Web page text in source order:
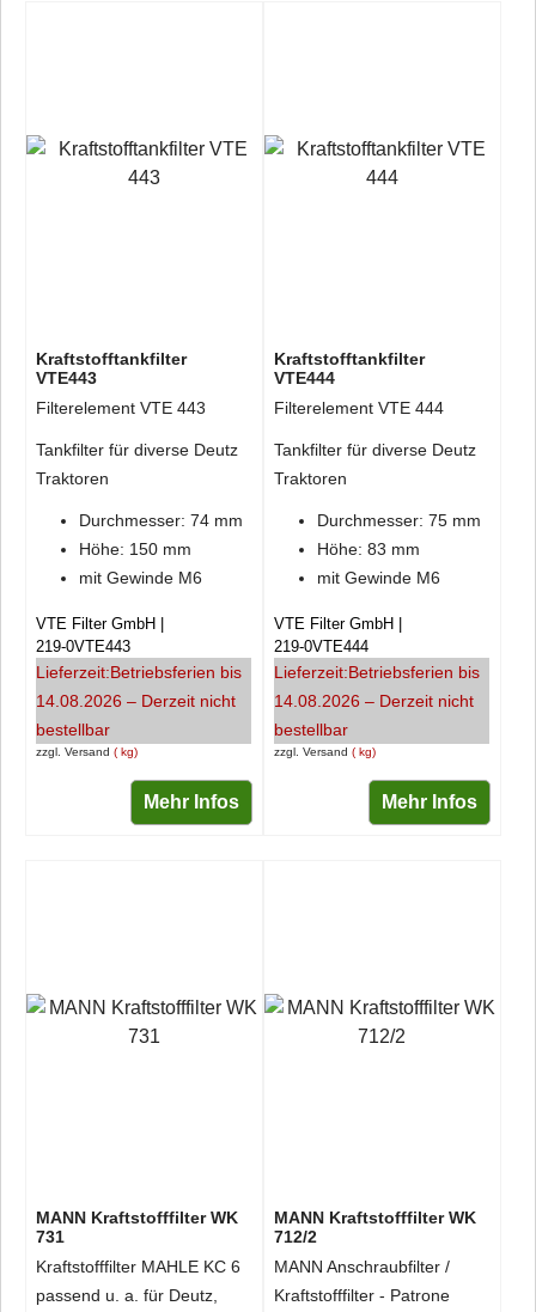
Kraftstofftankfilter
VTE443
Filterelement VTE 443
Tankfilter für diverse Deutz
Traktoren
Durchmesser: 74 mm
Höhe: 150 mm
mit Gewinde M6
zzgl. Versand kg
VTE Filter GmbH
219-0VTE443
Lieferzeit:Betriebsferien bis
14.08.2026 – Derzeit nicht
bestellbar
Mehr Infos
Kraftstofftankfilter
VTE444
Filterelement VTE 444
Tankfilter für diverse Deutz
Traktoren
Durchmesser: 75 mm
Höhe: 83 mm
mit Gewinde M6
zzgl. Versand kg
VTE Filter GmbH
219-0VTE444
Lieferzeit:Betriebsferien bis
14.08.2026 – Derzeit nicht
bestellbar
Mehr Infos
MANN Kraftstofffilter WK
731
Kraftstofffilter MAHLE KC 6
passend u. a. für Deutz,
MANN Kraftstofffilter WK
712/2
MANN Anschraubfilter /
Kraftstofffilter - Patrone